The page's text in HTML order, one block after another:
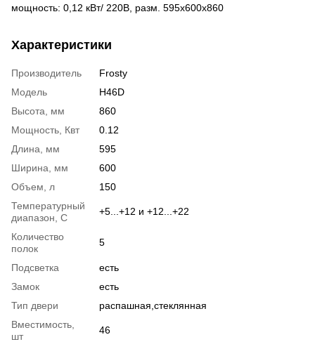
мощность: 0,12 кВт/ 220В, разм. 595x600x860
Характеристики
Производитель
Frosty
Модель
H46D
Высота, мм
860
Мощность, Квт
0.12
Длина, мм
595
Ширина, мм
600
Объем, л
150
Температурный
диапазон, С
+5...+12 и +12...+22
Количество
полок
5
Подсветка
есть
Замок
есть
Тип двери
распашная,стеклянная
Вместимость,
шт
46